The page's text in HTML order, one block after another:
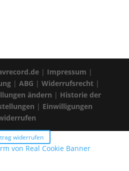
| Impressum |
| ABG | Widerrufsrecht|
ändern | Historie der
| Einwilligungen
widerrufen
von Real Cookie Banner